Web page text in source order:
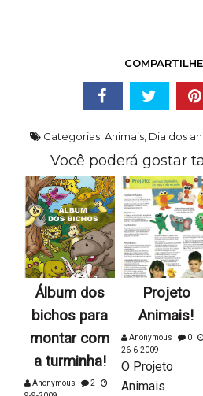
Categorias: Animais, Dia dos
Você poderá gostar
Álbum dos
bichos para
montar com
a turminha!
Anonymous
2
Projeto
Animais!
Anonymous
0
26-6-2009
O Projeto
Animais